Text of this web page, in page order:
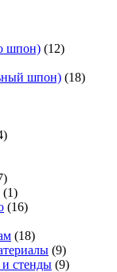
шпон) (12)
шпон) (18)
(1)
(16)
(18)
(9)
стенды (9)